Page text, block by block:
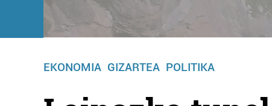
EKONOMIA GIZARTEA POLITIKA